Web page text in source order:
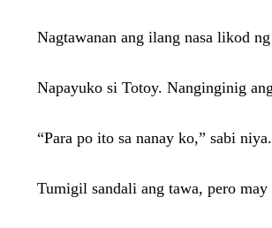
Nagtawanan ang ilang nasa likod
Napayuko si Totoy. Nanginginig
“Para po ito sa nanay ko,” sabi
Tumigil sandali ang tawa, pero